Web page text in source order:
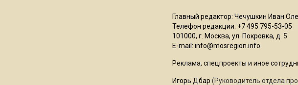
Главный редактор: Чечушкин Иван
Телефон редакции: +7 495 795-53-05
101000, г. Москва, ул. Покровка, д. 5
E-mail: info@mosregion.info
Реклама, спецпроекты и иное
Игорь Дбар (Руководитель отдела